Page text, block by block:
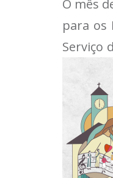
O mês
para os
Serviço